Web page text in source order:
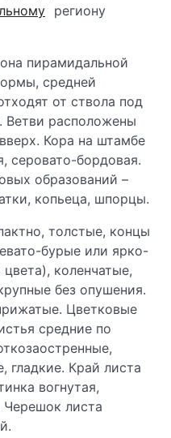
региону
пирамидальной
средней
от ствола под
Ветви расположены
Кора на штамбе
серовато-бордовая.
образований –
копьеца, шпорцы.
толстые, концы
бурые или ярко-
коленчатые,
без опушения.
Цветковые
средние по
гладкие. Край листа
вогнутая,
Черешок листа